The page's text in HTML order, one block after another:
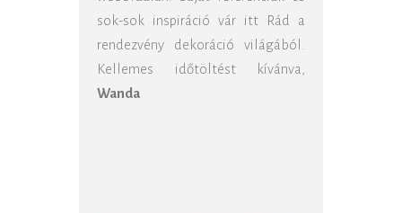
sok-sok inspiráció vár itt Rád a
rendezvény dekoráció világából.
Kellemes időtöltést kívánva,
Wanda